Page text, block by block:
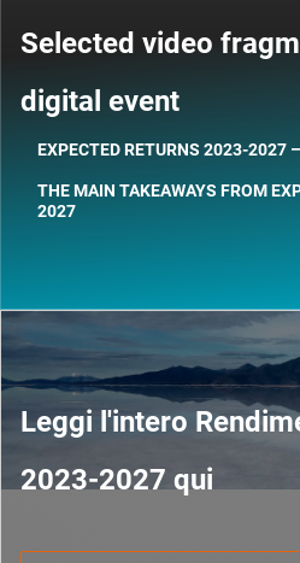
INVESTIMENTO TEMATICO
Selected video
digital event
EXPECTED RETURNS 2023-2027
THE MAIN TAKEAWAYS FROM
2027
Leggi l'intero
2023-2027 qui